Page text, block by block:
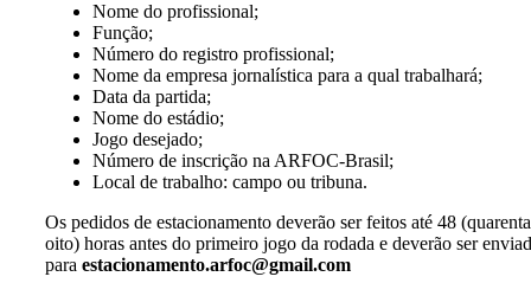
Nome do profissional;
Função;
Número do registro profissional;
Nome da empresa jornalística para a qual trabalhará;
Data da partida;
Nome do estádio;
Jogo desejado;
Número de inscrição na ARFOC-Brasil;
Local de trabalho: campo ou tribuna.
Os pedidos de estacionamento deverão ser feitos até 48
oito) horas antes do primeiro jogo da rodada e deverão ser
para estacionamento.arfoc@gmail.com